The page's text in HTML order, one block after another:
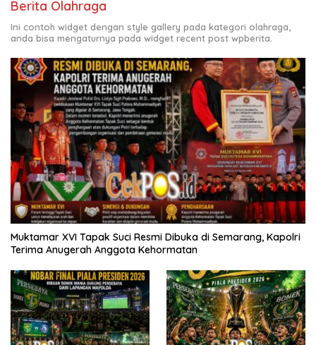
Berita Olahraga
Ini contoh widget dengan style gallery pada kategori olahraga,
anda bisa mengaturnya pada widget recent post wpberita.
Muktamar XVI Tapak Suci Resmi Dibuka di Semarang, Kapolri
Terima Anugerah Anggota Kehormatan